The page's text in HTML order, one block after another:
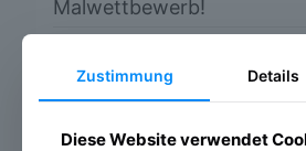
Malwettbewerb!
I-Dötzchentag im City
Staatsoberhaupt aus
Zustimmung Details
Diese Website verwendet